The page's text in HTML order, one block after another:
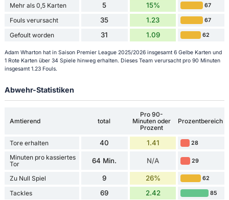
Mehr als 0,5 Karten 5 15% 67
Fouls verursacht 35 1.23 67
Gefoult worden 31 1.09 62
Adam Wharton hat in Saison Premier League 2025/2026 insgesamt 6 Gelbe Karten und
1 Rote Karten über 34 Spiele hinweg erhalten. Dieses Team verursacht pro 90 Minuten
insgesamt 1.23 Fouls.
Abwehr-Statistiken
Amtierend total
Pro 90-
Minuten oder
Prozent
Prozentbereich
Tore erhalten 40 1.41 28
Minuten pro kassiertes
Tor
64 Min. N/A 29
Zu Null Spiel 9 26% 62
Tackles 69 2.42 85